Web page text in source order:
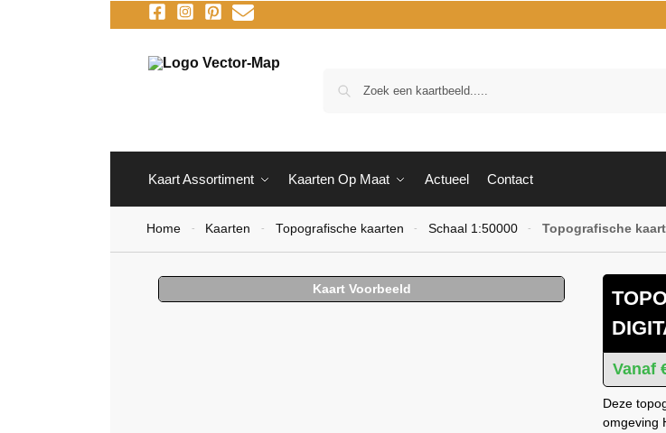
Kaart Assortiment Kaarten Op Maat Actueel Contact
Home - Kaarten - Topografische kaarten - Schaal 1:50000 - Topografische
Deze
omgeving